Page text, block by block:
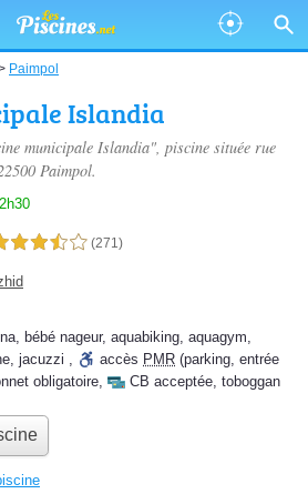
Paimpol
Islandia
municipale Islandia", piscine située rue
Paimpol.
étoiles sur 5 (271)
, bébé nageur, aquabiking, aquagym,
, jacuzzi , accès PMR (parking, entrée
obligatoire, CB acceptée, toboggan